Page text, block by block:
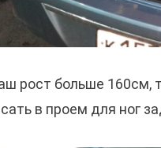
рост больше 160см,
в проем для ног